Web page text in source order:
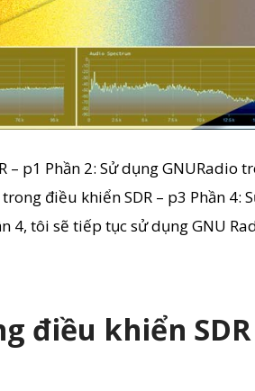
– p1 Phần 2: Sử dụng GNURadio
điều khiển SDR – p3 Phần 4:
4, tôi sẽ tiếp tục sử dụng GNU
điều khiển SDR